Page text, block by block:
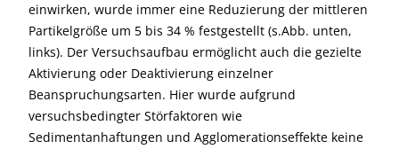
einwirken, wurde immer eine Reduzierung der mittleren
Partikelgröße um 5 bis 34 % festgestellt (s.Abb. unten,
links). Der Versuchsaufbau ermöglicht auch die gezielte
Aktivierung oder Deaktivierung einzelner
Beanspruchungsarten. Hier wurde aufgrund
versuchsbedingter Störfaktoren wie
Sedimentanhaftungen und Agglomerationseffekte keine